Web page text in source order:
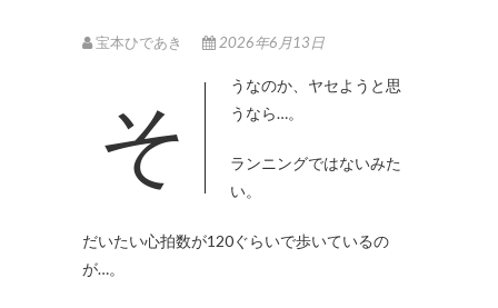
宝本ひであき 2026年6月13日
そうなのか、ヤセようと思 うなら…。
ランニングではないみた
い。
だいたい心拍数が120ぐらいで歩いているの
が…。